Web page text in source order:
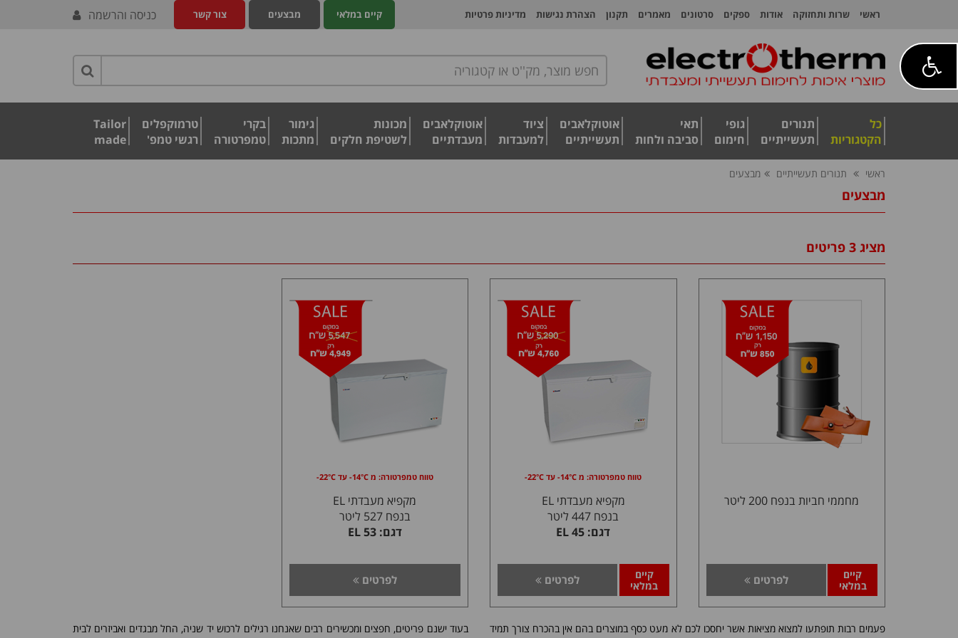
ראשי שרות ותחזוקה אודות ספקים סרטונים מאמרים תקנון הצהרת נגישות מדיניות פרטיות צור קשר מבצעים קיים במלאי כניסה והרשמה
כל
הקטגוריות
תנורים
תעשייתיים
גופי
חימום
תאי
סביבה ולחות
אוטוקלאבים
תעשייתיים
ציוד
למעבדות
אוטוקלאבים
מעבדתיים
מכונות
לשטיפת חלקים
גימור
מתכות
בקרי
טמפרטורה
טרמוקפלים
רגשי טמפ'
Tailor
made
ראשי תנורים תעשייתיים מבצעים
מבצעים
מציג 3 פריטים
מחממי חביות בנפח 200 ליטר
לפרטים
קיים
במלאי
טווח טמפרטורה: מ 14°C- עד 22°C-
מקפיא מעבדתי EL
בנפח 447 ליטר
דגם: 45 EL
לפרטים
קיים
במלאי
טווח טמפרטורה: מ 14°C- עד 22°C-
מקפיא מעבדתי EL
בנפח 527 ליטר
דגם: 53 EL
לפרטים
פעמים רבות תופתעו למצוא מציאות אשר יחסכו לכם לא מעט כסף במוצרים בהם אין בהכרח צורך תמיד
בעוד ישנם פריטים, חפצים ומכשירים רבים שאנחנו רגילים לרכוש יד שניה, החל מבגדים ואביזרים לבית